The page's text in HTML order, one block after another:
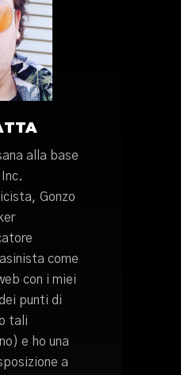
alla base
Gonzo
come
con i miei
punti di
tali
e ho una
a